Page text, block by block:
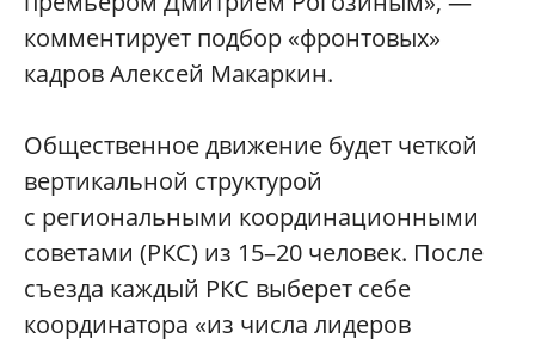
комментирует подбор «фронтовых»
кадров Алексей Макаркин.
Общественное движение будет четкой
вертикальной структурой
с региональными координационными
советами (РКС) из 15–20 человек. После
съезда каждый РКС выберет себе
координатора «из числа лидеров